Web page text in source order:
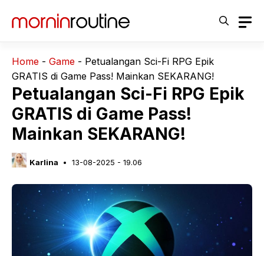
Home - Game - Petualangan Sci-Fi RPG Epik
GRATIS di Game Pass! Mainkan SEKARANG!
Petualangan Sci-Fi RPG Epik
GRATIS di Game Pass!
Mainkan SEKARANG!
Karlina 13-08-2025 - 19.06